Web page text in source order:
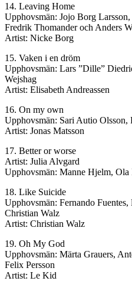
14. Leaving Home
Upphovsmän: Jojo Borg
Fredrik Thomander och Anders
Artist: Nicke Borg
15. Vaken i en dröm
Upphovsmän: Lars ”Dille”
Wejshag
Artist: Elisabeth Andreassen
16. On my own
Upphovsmän: Sari Autio Olsson,
Artist: Jonas Matsson
17. Better or worse
Artist: Julia Alvgard
Upphovsmän: Manne Hjelm, Ola
18. Like Suicide
Upphovsmän: Fernando
Christian Walz
Artist: Christian Walz
19. Oh My God
Upphovsmän: Märta Grauers,
Felix Persson
Artist: Le Kid